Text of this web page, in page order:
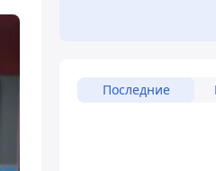
Последние